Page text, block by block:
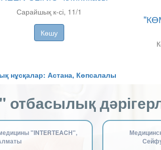
Сарайшық к-сі, 11/1
Көшу
нұсқалар: Астана, Көпсалалы
отбасылық
"INTERTEACH",